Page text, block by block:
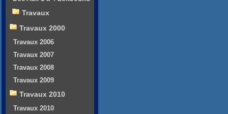
Travaux
Travaux 2000
Travaux 2006
Travaux 2007
Travaux 2008
Travaux 2009
Travaux 2010
Travaux 2010